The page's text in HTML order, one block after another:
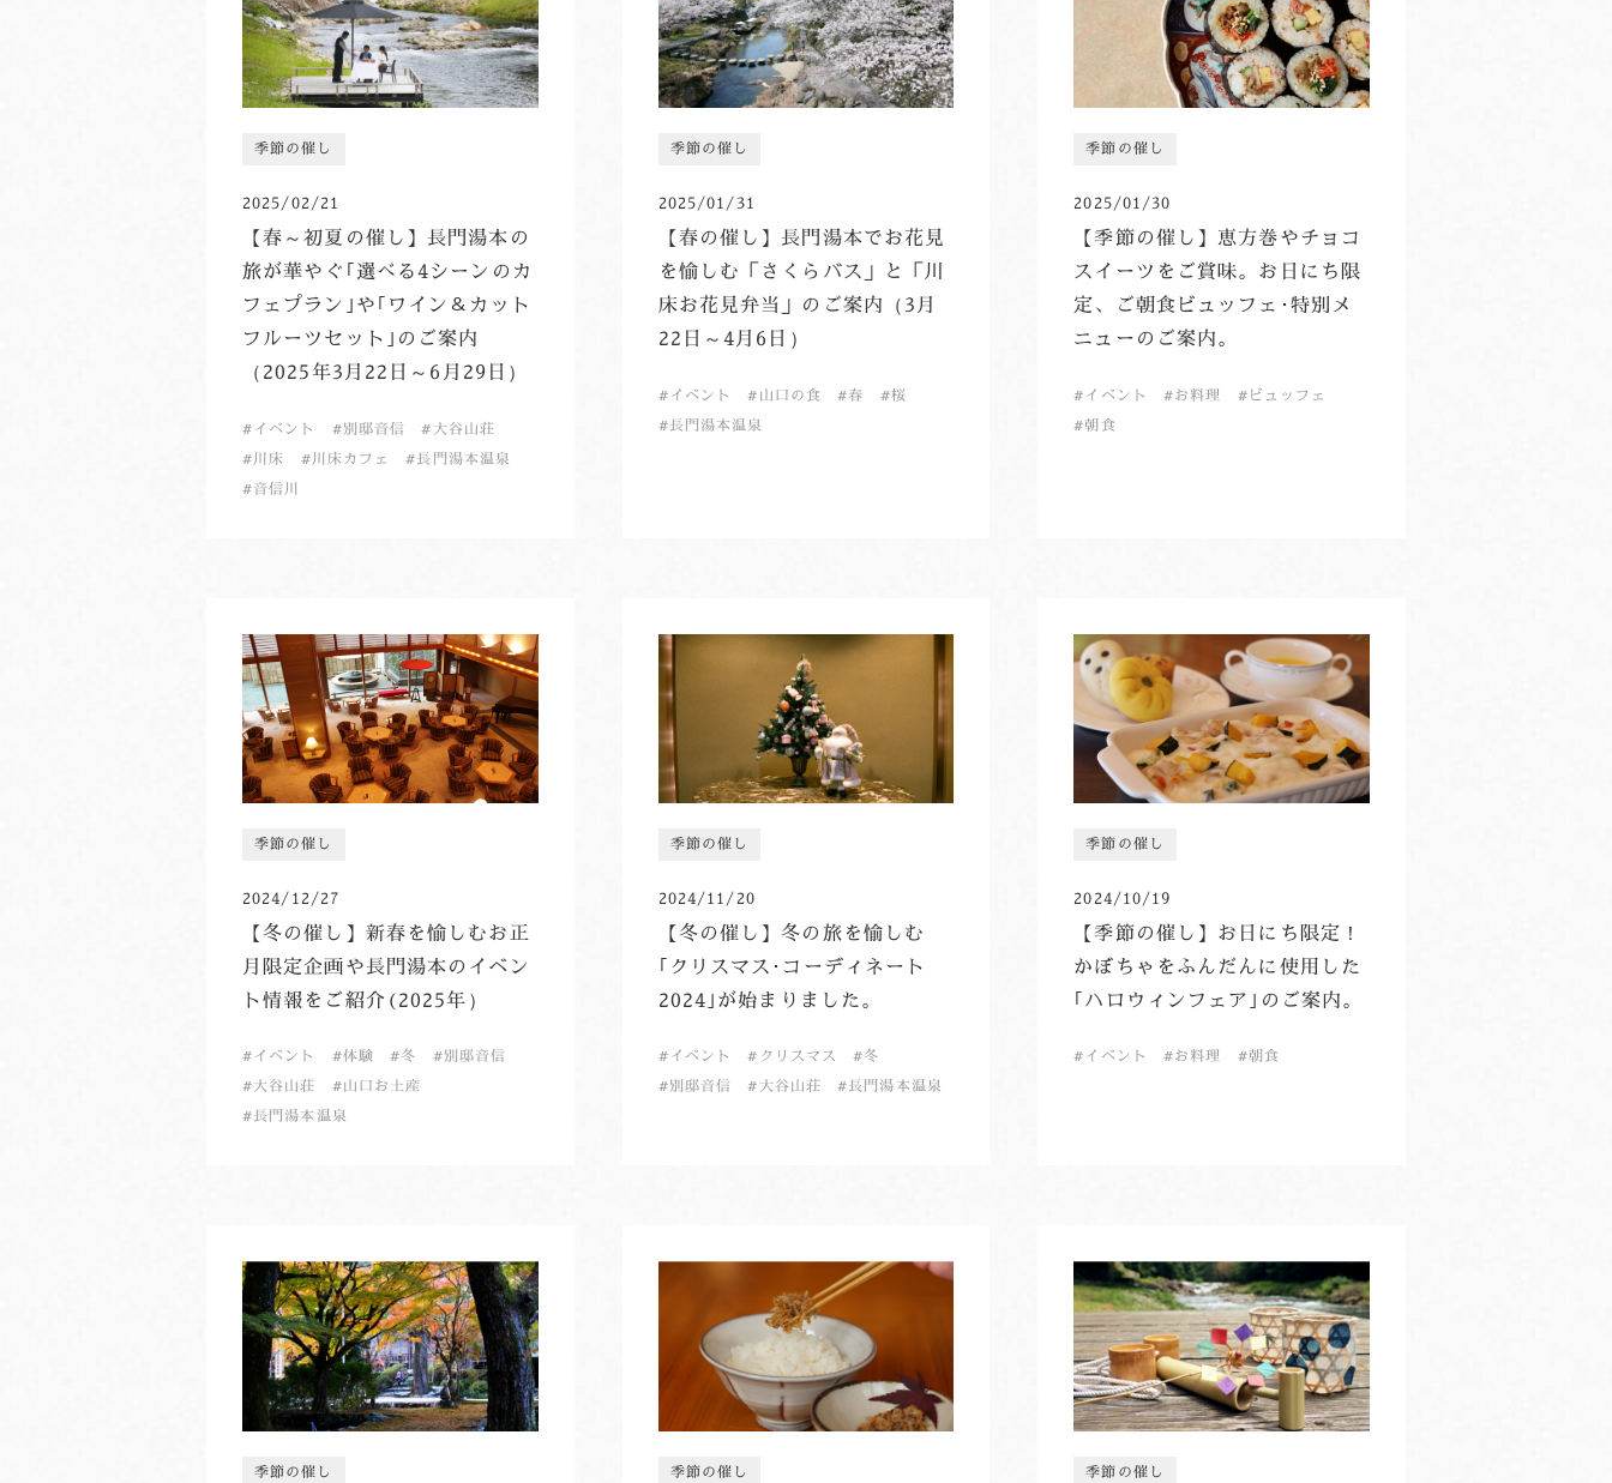
季節の催し
2025/02/21
【春～初夏の催し】長門湯本の
旅が華やぐ｢選べる4シーンのカ
フェプラン｣や｢ワイン＆カット
フルーツセット｣のご案内
（2025年3月22日～6月29日）
イベント 別邸音信
大谷山荘
川床
川床カフェ
長門湯本温泉
音信川
季節の催し
2025/01/31
【春の催し】長門湯本でお花見
を愉しむ「さくらバス」と「川
床お花見弁当」のご案内（3月
22日～4月6日）
イベント 山口の食 春
桜
長門湯本温泉
季節の催し
2025/01/30
【季節の催し】恵方巻やチョコ
スイーツをご賞味。お日にち限
定、ご朝食ビュッフェ･特別メ
ニューのご案内。
イベント お料理
ビュッフェ
朝食
季節の催し
2024/12/27
【冬の催し】新春を愉しむお正
月限定企画や長門湯本のイベン
ト情報をご紹介(2025年）
イベント 体験 冬
別邸音信
大谷山荘
山口お土産
長門湯本温泉
季節の催し
2024/11/20
【冬の催し】冬の旅を愉しむ
｢クリスマス･コーディネート
2024｣が始まりました。
イベント クリスマス
冬
別邸音信
大谷山荘 長門湯本温泉
季節の催し
2024/10/19
【季節の催し】お日にち限定！
かぼちゃをふんだんに使用した
｢ハロウィンフェア｣のご案内。
イベント お料理 朝食
季節の催し 季節の催し 季節の催し